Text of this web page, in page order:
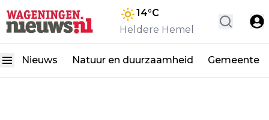
14°C
Heldere Hemel
Nieuws Natuur en duurzaamheid Gemeente